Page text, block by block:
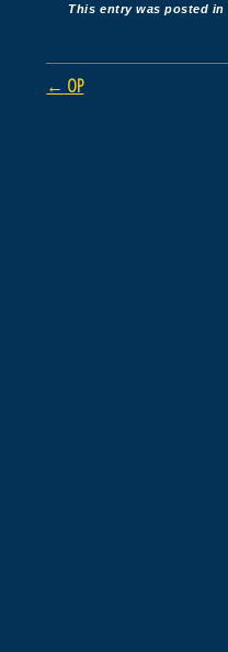
This entry was posted in
Post navigation
← OP